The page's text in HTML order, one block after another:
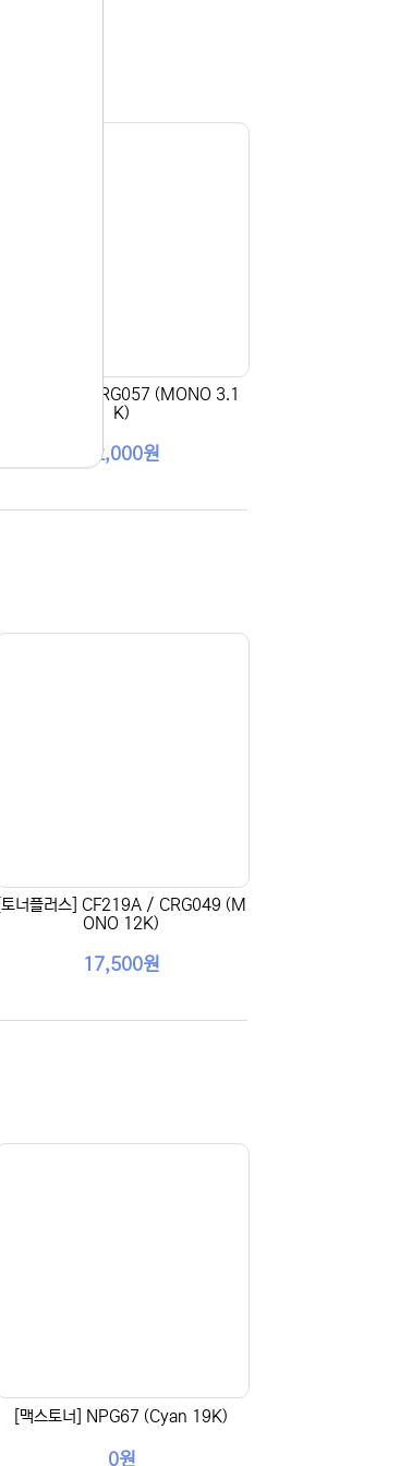
[토너플러스] CRG057 (MONO 3.1
K)
12,000원
[토너플러스] CF219A / CRG049 (M
ONO 12K)
17,500원
[맥스토너] NPG67 (Cyan 19K)
0원